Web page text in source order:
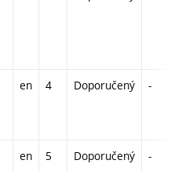
en 4 Doporučený -
en 5 Doporučený -